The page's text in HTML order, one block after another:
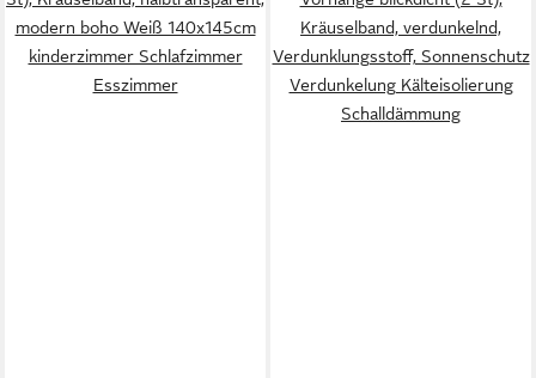
modern boho Weiß 140x145cm
kinderzimmer Schlafzimmer
Esszimmer
Kräuselband, verdunkelnd,
Verdunklungsstoff, Sonnenschutz
Verdunkelung Kälteisolierung
Schalldämmung